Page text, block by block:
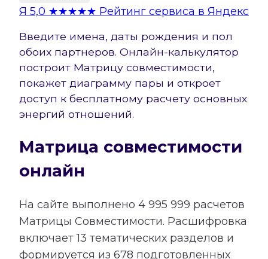
Я 5,0 ★★★★★ Рейтинг сервиса в Яндекс
Введите имена, даты рождения и пол
обоих партнеров. Онлайн-калькулятор
построит Матрицу совместимости,
покажет диаграмму пары и откроет
доступ к бесплатному расчету основных
энергий отношений.
Матрица совместимости
онлайн
На сайте выполнено 4 995 999 расчетов
Матрицы Совместимости. Расшифровка
включает13 тематических разделов и
формируется из 678 подготовленных